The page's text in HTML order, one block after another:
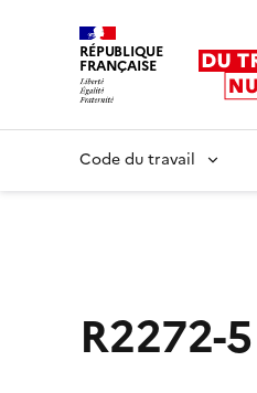
RÉPUBLIQUE
FRANÇAISE
Code du travail
R2272-5